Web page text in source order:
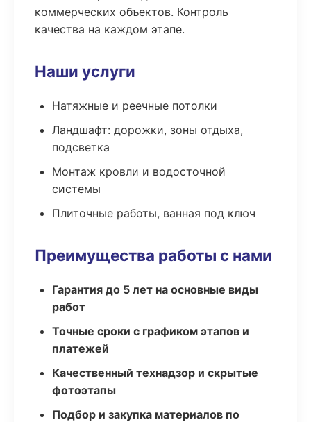
коммерческих объектов. Контроль
качества на каждом этапе.
Наши услуги
Натяжные и реечные потолки
Ландшафт: дорожки, зоны отдыха,
подсветка
Монтаж кровли и водосточной
системы
Плиточные работы, ванная под ключ
Преимущества работы с нами
Гарантия до 5 лет на основные виды
работ
Точные сроки с графиком этапов и
платежей
Качественный технадзор и скрытые
фотоэтапы
Подбор и закупка материалов по